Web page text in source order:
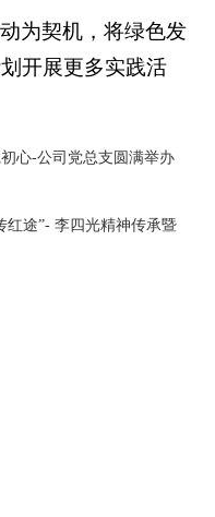
为契机，将绿色发
开展更多实践活
心-公司党总支圆满举办
红途”- 李四光精神传承暨